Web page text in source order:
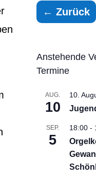
← Zurück
Anstehende
Termine
AUG.
10
10.
SEP.
5
18:00-